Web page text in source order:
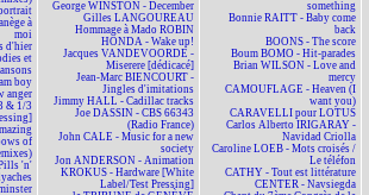
à
moi
d'hier
et
boy
anger
& 1/3
of
'n'
George WINSTON - December
Gilles LANGOUREAU
Hommage à Mado ROBIN
HONDA - Wake up!
Jacques VANDEVOORDE -
Miserere [dédicacé]
Jean-Marc BIENCOURT -
Jingles d'imitations
Jimmy HALL - Cadillac tracks
Joe DASSIN - CBS 66343
(Radio France)
John CALE - Music for a new
society
Jon ANDERSON - Animation
KROKUS - Hardware [White
Label/Test Pressing]
something
Bonnie RAITT - Baby come
back
BOONS - The score
Boum BOMO - Hit-parades
Brian WILSON - Love and
mercy
CAMOUFLAGE - Heaven (I
want you)
CARAVELLI pour LOTUS
Carlos Alberto IRIGARAY -
Navidad Criolla
Caroline LOEB - Mots croisés /
Le téléfon
CATHY - Tout est littérature
CENTER - Navsiegda